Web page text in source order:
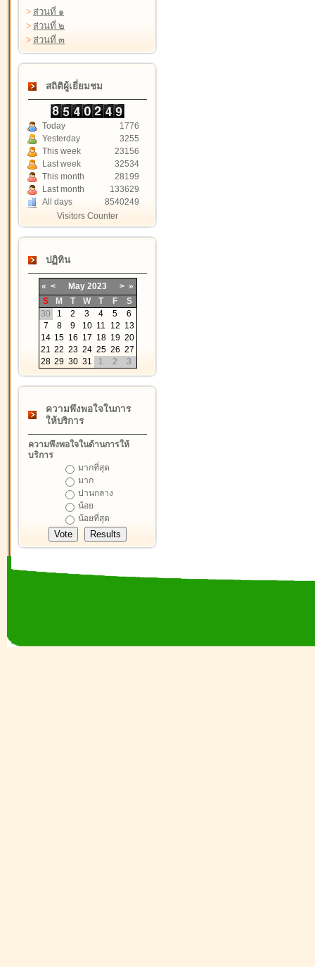
> ส่วนที่ ๑
> ส่วนที่ ๒
> ส่วนที่ ๓
สถิติผู้เยี่ยมชม
Today
1776
Yesterday
3255
This week
23156
Last week
32534
This month
28199
Last month
133629
All days
8540249
Visitors Counter
ปฏิทิน
« < May 2023 > »
S
M T W T F
S
30
1 2 3 4 5
6
7
8 9 10 11 12 13
14 15 16 17 18 19 20
21 22 23 24 25 26 27
28 29 30 31 1 2 3
ความพึงพอใจในการ
ให้บริการ
ความพึงพอใจในด้านการให้
บริการ
มากที่สุด
มาก
ปานกลาง
น้อย
น้อยที่สุด